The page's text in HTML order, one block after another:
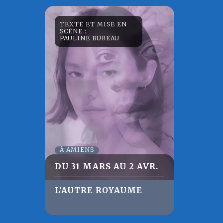
L’AUTRE ROYAUME
TEXTE ET MISE EN
SCÈNE :
PAULINE BUREAU
À AMIENS
DU 31 MARS AU 2 AVR.
Artiste talentueuse et complice de